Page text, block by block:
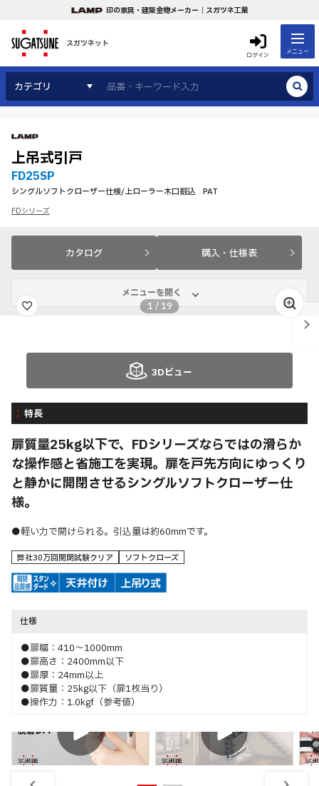
印の家具・建築金物メーカー｜スガツネ工業
スガツネット
ログイン メニュー
カテゴリ
上吊式引戸
FD25SP
シングルソフトクローザー仕様/上ローラー木口掘込 PAT
FDシリーズ
カタログ 購入・仕様表
メニューを開く
1 /19
3Dビュー
特長
扉質量25kg以下で、FDシリーズならではの滑らか
な操作感と省施工を実現。扉を戸先方向にゆっくり
と静かに開閉させるシングルソフトクローザー仕
様。
●軽い力で開けられる。引込量は約60mmです。
弊社30万回開閉試験クリア ソフトクローズ
仕様
●扉幅：410～1000mm
●扉高さ：2400mm以下
●扉厚：24mm以上
●扉質量：25kg以下（扉1枚当り）
●操作力：1.0kgf（参考値）
特長 取付